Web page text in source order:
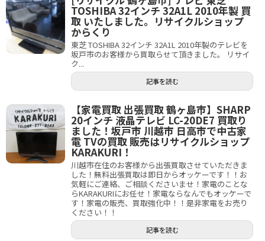
TOSHIBA 32インチ 32A1L 2010年製 買
取 いたしました。リサイクルショップ
からくり
東芝 TOSHIBA 32インチ 32A1L 2010年製のテレビを
坂戸市のお客様から買取らせて頂きました。 リサイ
ク...
記事を読む
【家電買取 出張買取 鶴ヶ島市】SHARP
20インチ 液晶テレビ LC-20DE7 買取り
ました！坂戸市 川越市 日高市で中古家
電 TVの買取 販売はリサイクルショップ
KARAKURI！
川越市在住のお客様から出張買取させていただきま
した！無料出張買取は即日からオッケーです！！お
気軽にご連絡、ご相談くださいませ！家電のことな
らKARAKURIにお任せ！家電ならなんでもオッケーで
す！家電の販売、買取強化中！！是非家電をお売り
ください！！
記事を読む